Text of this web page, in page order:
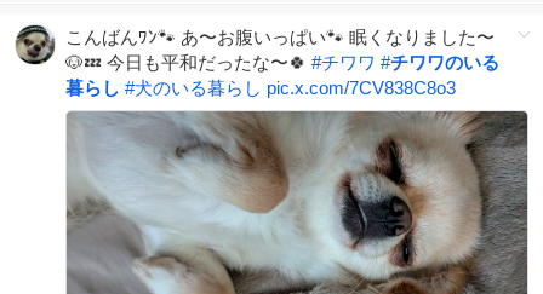
こんばんﾜﾝ🐾 あ〜お腹いっぱい🐾 眠くなりました〜
🐶💤 今日も平和だったな〜🍀 #チワワ #チワワのいる
暮らし #犬のいる暮らし pic.x.com/7CV838C8o3